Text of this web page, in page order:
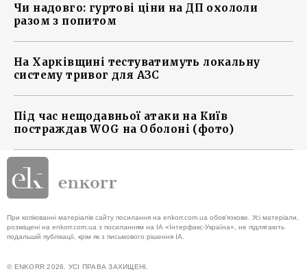
Чи надовго: гуртові ціни на ДП охололи
разом з попитом
На Харківщині тестуватимуть локальну
систему тривог для АЗС
Під час нещодавньої атаки на Київ
постраждав WOG на Оболоні (фото)
При копіюванні матеріалів сайту посилання на enkorr.com.ua обов'язкове. Усі матеріали,
розміщені на enkorr.com.ua з посиланням на ІА «Інтерфакс-Україна», не підлягають
подальшій публікації, крім як з письмового рішення ІА.
© ENKORR 2026. УСІ ПРАВА ЗАХИЩЕНІ.